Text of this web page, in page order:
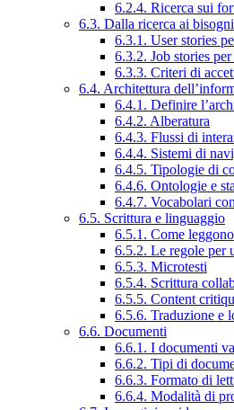
6.2.4. Ricerca sui
6.3. Dalla ricerca ai
6.3.1. User stories
6.3.2. Job stories
6.3.3. Criteri di
6.4. Architettura
6.4.1. Definire
6.4.2. Alberatura
6.4.3. Flussi di
6.4.4. Sistemi di
6.4.5. Tipologie di
6.4.6. Ontologie e
6.4.7. Vocabolari
6.5. Scrittura e linguaggio
6.5.1. Come
6.5.2. Le regole per
6.5.3. Microtesti
6.5.4. Scrittura
6.5.5. Content
6.5.6. Traduzione e
6.6. Documenti
6.6.1. I documenti
6.6.2. Tipi di
6.6.3. Formato di
6.6.4. Modalità di